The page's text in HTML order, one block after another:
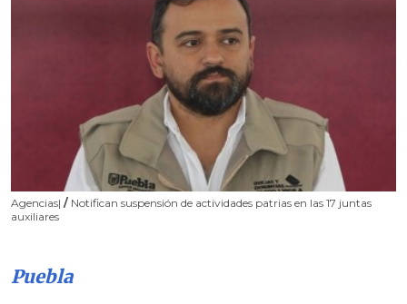
Agencias| / Notifican suspensión de actividades patrias en las 17 juntas
auxiliares
Puebla